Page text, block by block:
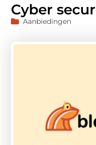
Cyber
Aanbiedingen